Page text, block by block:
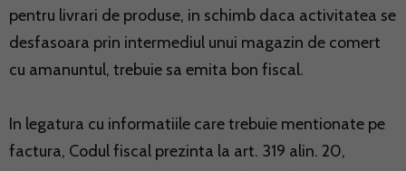
pentru livrari de produse, in schimb daca activitatea se
desfasoara prin intermediul unui magazin de comert
cu amanuntul, trebuie sa emita bon fiscal.
In legatura cu informatiile care trebuie mentionate pe
factura, Codul fiscal prezinta la art. 319 alin. 20,